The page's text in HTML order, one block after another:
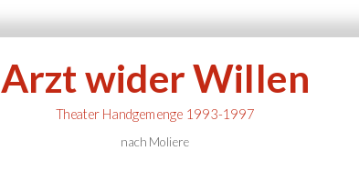
Arzt wider Willen
Theater Handgemenge 1993-1997
nach Moliere